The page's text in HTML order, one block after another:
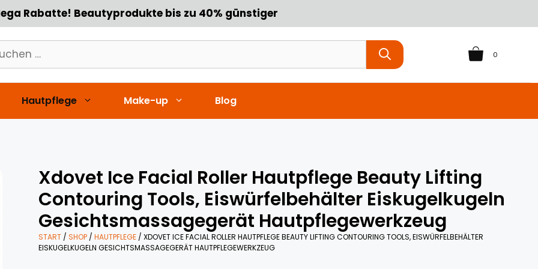
Rabatte! Beautyprodukte bis zu 40% günstiger
0
Hautpflege Make-up Blog
Xdovet Ice Facial Roller Hautpflege Beauty Lifting
Contouring Tools, Eiswürfelbehälter Eiskugelkugeln
Gesichtsmassagegerät Hautpflegewerkzeug
START / SHOP / HAUTPFLEGE / XDOVET ICE FACIAL ROLLER HAUTPFLEGE BEAUTY LIFTING CONTOURING TOOLS, EISWÜRFELBEHÄLTER
EISKUGELKUGELN GESICHTSMASSAGEGERÄT HAUTPFLEGEWERKZEUG